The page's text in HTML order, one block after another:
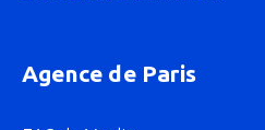
Agence de Paris